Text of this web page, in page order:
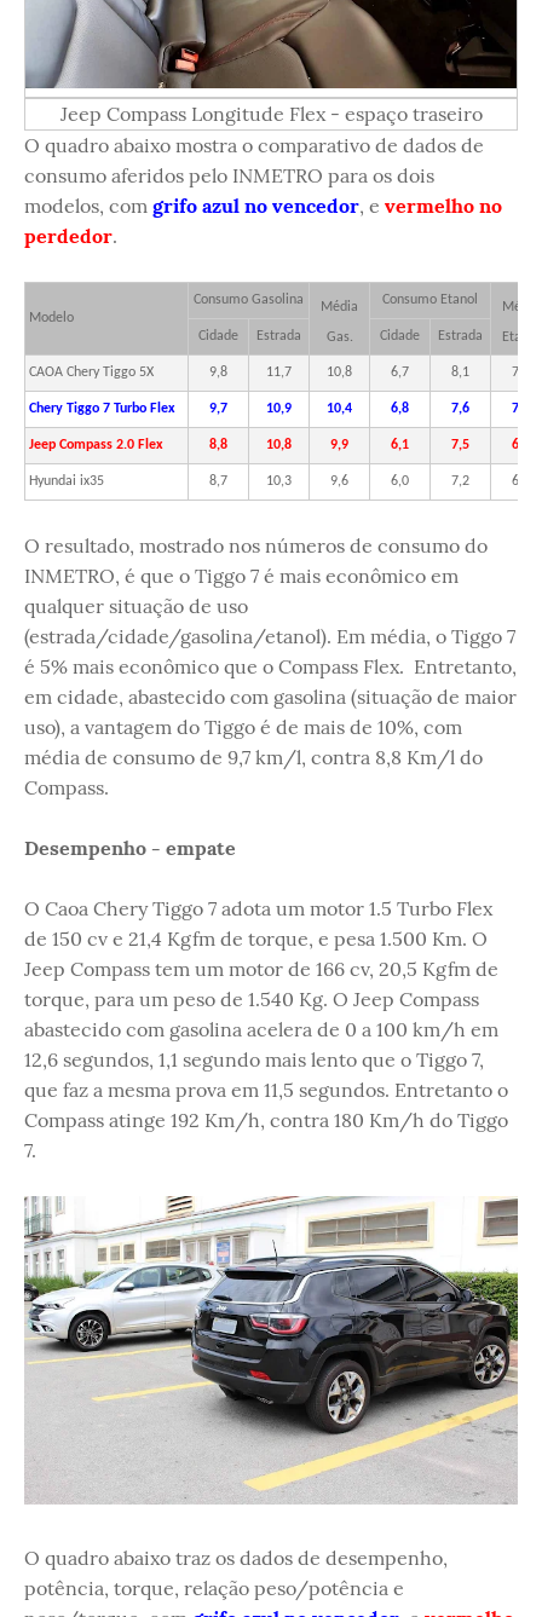
Jeep Compass Longitude Flex - espaço traseiro
O quadro abaixo mostra o comparativo de dados de
consumo aferidos pelo INMETRO para os dois
modelos, com grifo azul no vencedor, e vermelho no
perdedor.
Modelo
Consumo Gasolina Média
Gas.
Consumo Etanol Média
Etanol
Cidade Estrada Cidade Estrada
CAOA Chery Tiggo 5X 9,8 11,7 10,8 6,7 8,1 7,5
Chery Tiggo 7 Turbo Flex 9,7 10,9 10,4 6,8 7,6 7,2
Jeep Compass 2.0 Flex 8,8 10,8 9,9 6,1 7,5 6,9
Hyundai ix35 8,7 10,3 9,6 6,0 7,2 6,7
O resultado, mostrado nos números de consumo do
INMETRO, é que o Tiggo 7 é mais econômico em
qualquer situação de uso
(estrada/cidade/gasolina/etanol). Em média, o Tiggo 7
é 5% mais econômico que o Compass Flex. Entretanto,
em cidade, abastecido com gasolina (situação de maior
uso), a vantagem do Tiggo é de mais de 10%, com
média de consumo de 9,7 km/l, contra 8,8 Km/l do
Compass.
Desempenho - empate
O Caoa Chery Tiggo 7 adota um motor 1.5 Turbo Flex
de 150 cv e 21,4 Kgfm de torque, e pesa 1.500 Km. O
Jeep Compass tem um motor de 166 cv, 20,5 Kgfm de
torque, para um peso de 1.540 Kg. O Jeep Compass
abastecido com gasolina acelera de 0 a 100 km/h em
12,6 segundos, 1,1 segundo mais lento que o Tiggo 7,
que faz a mesma prova em 11,5 segundos. Entretanto o
Compass atinge 192 Km/h, contra 180 Km/h do Tiggo
7.
O quadro abaixo traz os dados de desempenho,
potência, torque, relação peso/potência e